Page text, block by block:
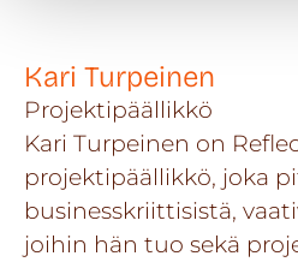
Kari Turpeinen
Projektipäällikkö
Kari Turpeinen on
projektipäällikkö, joka
businesskriittisistä,
joihin hän tuo sekä